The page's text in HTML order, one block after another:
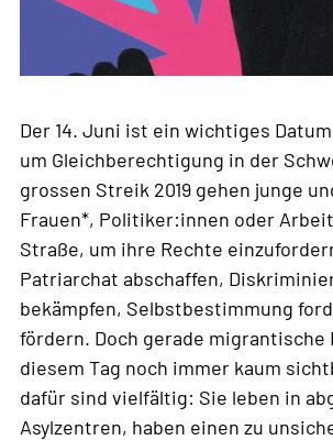
Der 14. Juni ist ein wichtiges
um Gleichberechtigung in der
grossen Streik 2019 gehen junge
Frauen*, Politiker:innen oder
Straße, um ihre Rechte
Patriarchat abschaffen,
bekämpfen, Selbstbestimmung
fördern. Doch gerade migrantische
diesem Tag noch immer kaum
dafür sind vielfältig: Sie leben in
Asylzentren, haben einen zu